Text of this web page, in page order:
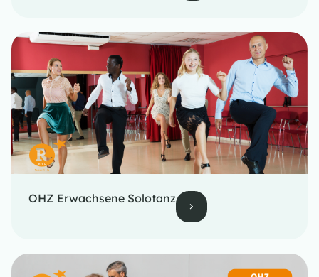
OHZ Erwachsene Solotanz